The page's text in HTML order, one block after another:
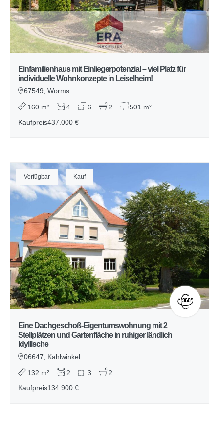
Einfamilienhaus mit Einliegerpotenzial – viel Platz für
individuelle Wohnkonzepte in Leiselheim!
67549, Worms
160 m² 4 6 2
501 m²
Kaufpreis437.000 €
Verfügbar Kauf
Eine Dachgeschoß-Eigentumswohnung mit 2
Stellplätzen und Gartenfläche in ruhiger ländlich
idyllische
06647, Kahlwinkel
132 m² 2 3
2
Kaufpreis134.900 €